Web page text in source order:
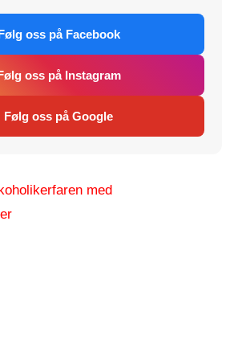
oss på Facebook
oss på Instagram
Følg oss på Google
faren med